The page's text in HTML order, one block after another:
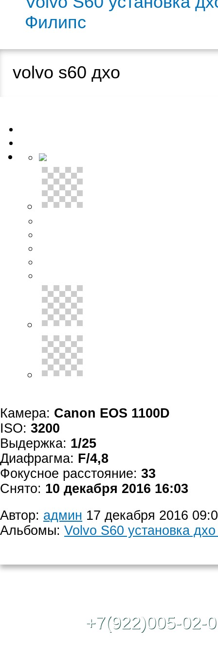
Филипс
volvo s60 дхо
Камера: Canon EOS 1100D
ISO: 3200
Выдержка: 1/25
Диафрагма: F/4,8
Фокусное расстояние: 33
Снято: 10 декабря 2016 16:03
Автор: админ 17 декабря 2016
Альбомы: Volvo S60 установка
+7(922)005-02-